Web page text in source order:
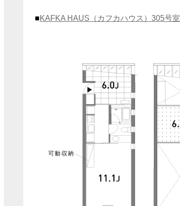
■KAFKA HAUS（カフカハウス）305号室